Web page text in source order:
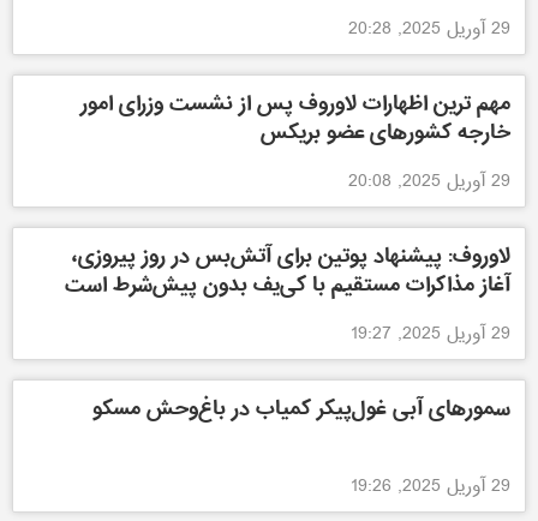
29 آوریل 2025, 20:28
مهم ترین اظهارات لاوروف پس از نشست وزرای امور
خارجه کشورهای عضو بریکس
29 آوریل 2025, 20:08
لاوروف: پیشنهاد پوتین برای آتش‌بس در روز پیروزی،
آغاز مذاکرات مستقیم با کی‌یف بدون پیش‌شرط است
29 آوریل 2025, 19:27
سمورهای آبی غول‌پیکر کمیاب در باغ‌وحش مسکو
29 آوریل 2025, 19:26